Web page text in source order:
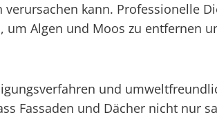
verursachen kann. Professionelle
um Algen und Moos zu entfernen
und
Fassaden und Dächer nicht nur